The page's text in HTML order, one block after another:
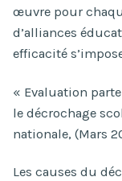
œuvre pour
d’alliances
efficacité
« Evaluation
le décrochage
nationale, (Mars
Les causes du